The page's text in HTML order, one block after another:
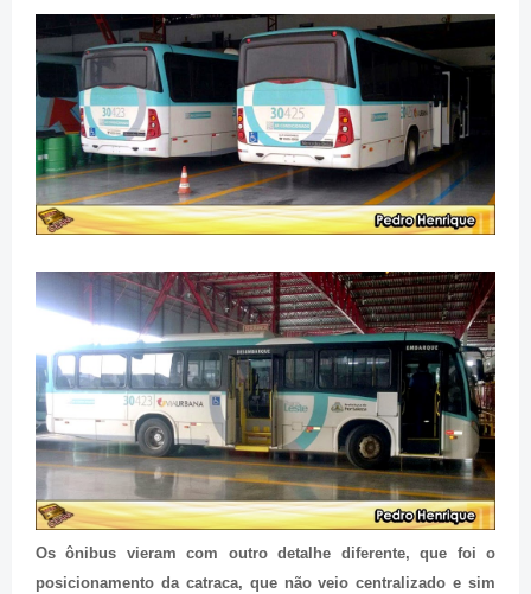
Os ônibus vieram com outro detalhe diferente, que foi o
posicionamento da catraca, que não veio centralizado e sim